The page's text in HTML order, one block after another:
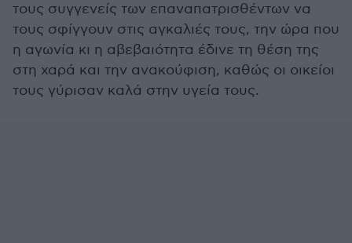
τους συγγενείς των επαναπατρισθέντων να
τους σφίγγουν στις αγκαλιές τους, την ώρα που
η αγωνία κι η αβεβαιότητα έδινε τη θέση της
στη χαρά και την ανακούφιση, καθώς οι οικείοι
τους γύρισαν καλά στην υγεία τους.